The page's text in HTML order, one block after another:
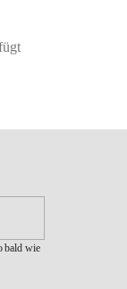
bald wie